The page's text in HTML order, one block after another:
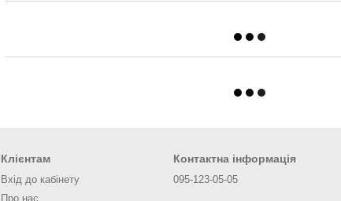
Клієнтам
Вхід до кабінету
Про нас
Контактна інформація
095-123-05-05